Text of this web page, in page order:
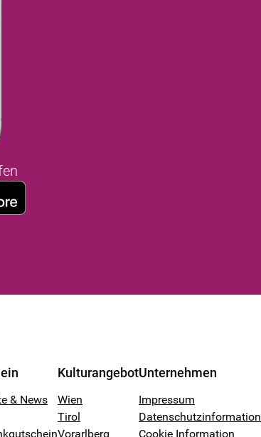
& News
Kulturangebot
Wien
Tirol
Vorarlberg
Unternehmen
Impressum
Datenschutzinformation
Cookie Information